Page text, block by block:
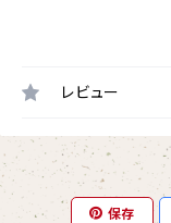
レビュー
保存